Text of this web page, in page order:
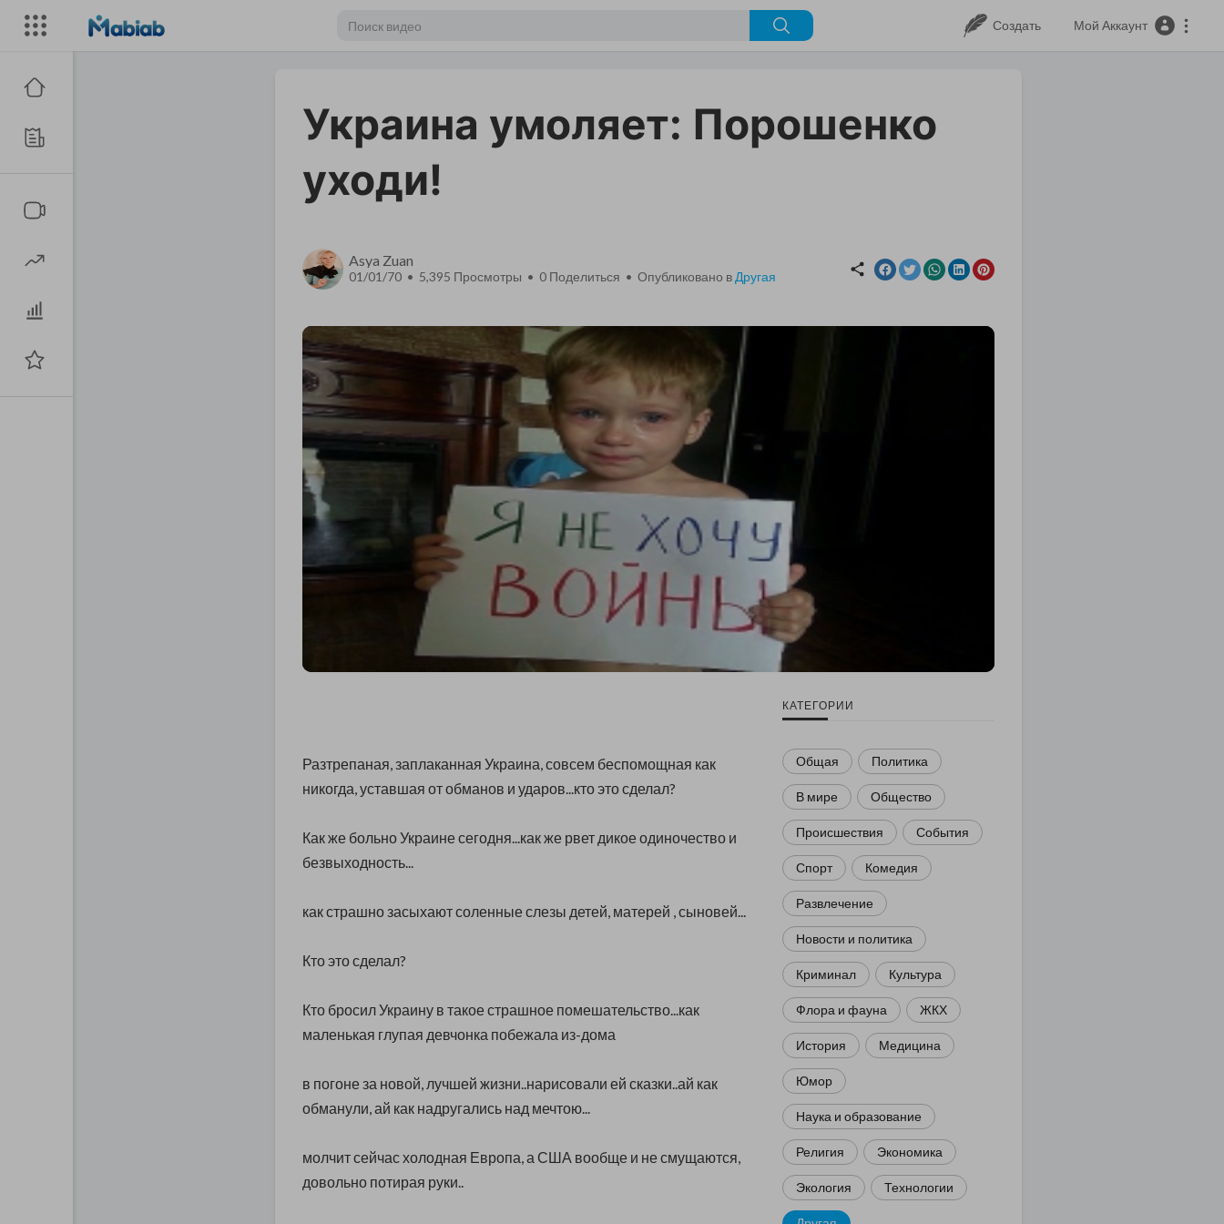
Создать Мой Аккаунт
Украина умоляет: Порошенко
уходи!
Asya Zuan
01/01/70 • 5,395 Просмотры • 0 Поделиться • Опубликовано в Другая
Разтрепаная, заплаканная Украина, совсем беспомощная как
никогда, уставшая от обманов и ударов...кто это сделал?
Как же больно Украине сегодня...как же рвет дикое одиночество и
безвыходность...
как страшно засыхают соленные слезы детей, матерей , сыновей...
Кто это сделал?
Кто бросил Украину в такое страшное помешательство...как
маленькая глупая девчонка побежала из-дома
в погоне за новой, лучшей жизни..нарисовали ей сказки..ай как
обманули, ай как надругались над мечтою...
молчит сейчас холодная Европа, а США вообще и не смущаются,
довольно потирая руки..
КАТЕГОРИИ
Общая Политика
В мире Общество
Происшествия События
Спорт Комедия
Развлечение
Новости и политика
Криминал Культура
Флора и фауна ЖКХ
История Медицина
Юмор
Наука и образование
Религия Экономика
Экология Технологии